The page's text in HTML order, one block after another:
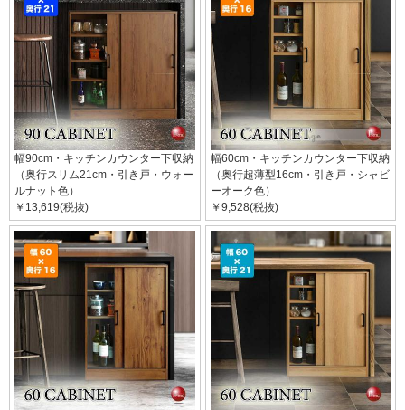
幅90cm・キッチンカウンター下収納
（奥行スリム21cm・引き戸・ウォー
ルナット色）
￥13,619(税抜)
幅60cm・キッチンカウンター下収納
（奥行超薄型16cm・引き戸・シャビ
ーオーク色）
￥9,528(税抜)